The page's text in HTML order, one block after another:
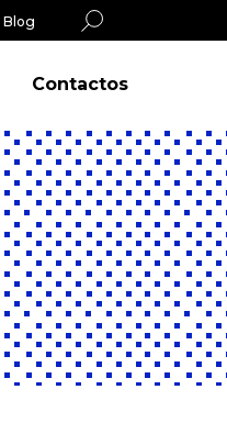
Blog
Contactos